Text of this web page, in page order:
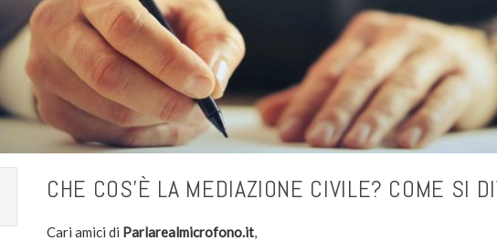
CHE COS’È LA MEDIAZIONE CIVILE? COME SI
Cari amici di Parlarealmicrofono.it,